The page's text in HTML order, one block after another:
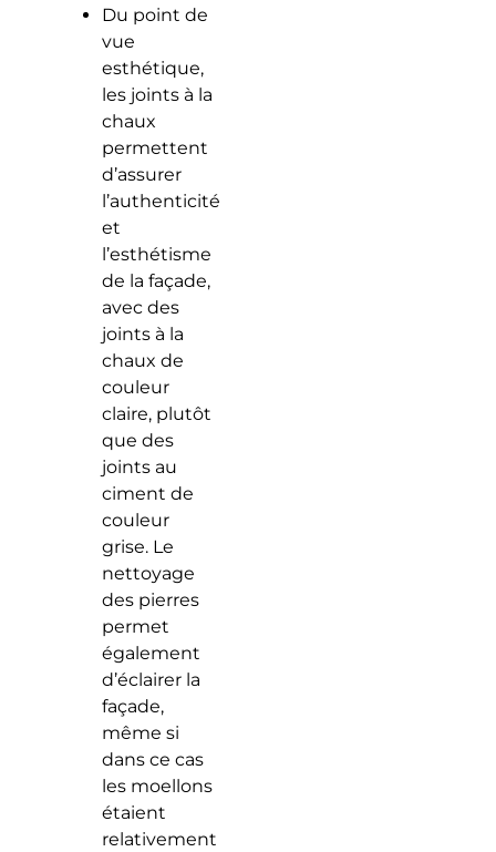
Du point de
vue
esthétique,
les joints à la
chaux
permettent
d’assurer
l’authenticité
et
l’esthétisme
de la façade,
avec des
joints à la
chaux de
couleur
claire, plutôt
que des
joints au
ciment de
couleur
grise. Le
nettoyage
des pierres
permet
également
d’éclairer la
façade,
même si
dans ce cas
les moellons
étaient
relativement